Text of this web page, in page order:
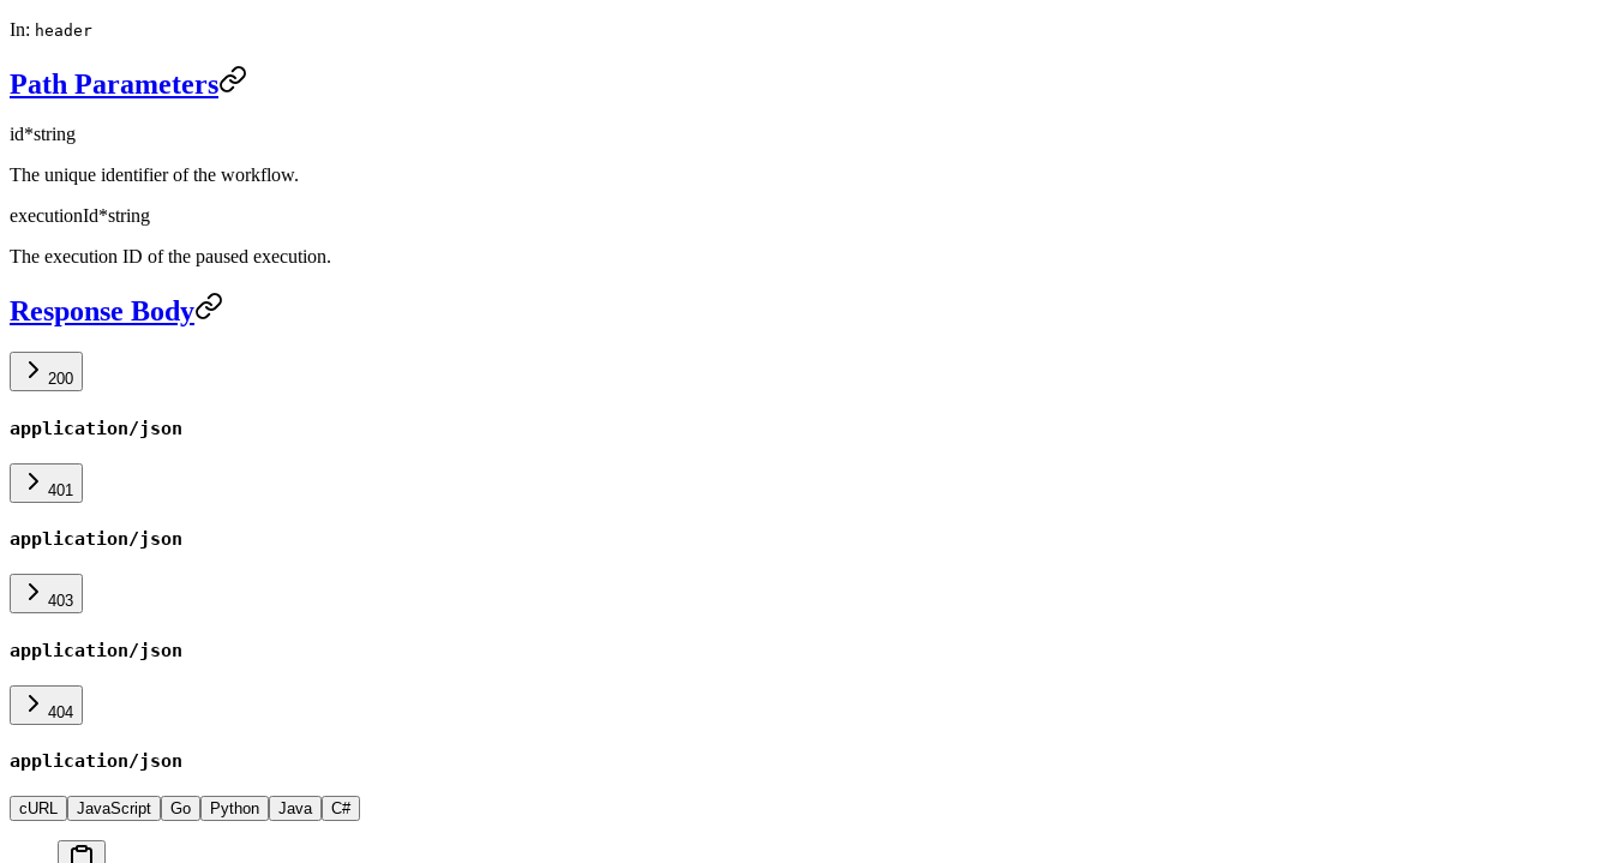
In: header
Path Parameters
id*string
The unique identifier of the workflow.
executionId*string
The execution ID of the paused execution.
Response Body
200
application/json
401
application/json
403
application/json
404
application/json
cURL JavaScript Go Python Java C#